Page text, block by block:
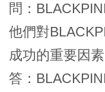
問：
他們對
成功的重要因素
答：